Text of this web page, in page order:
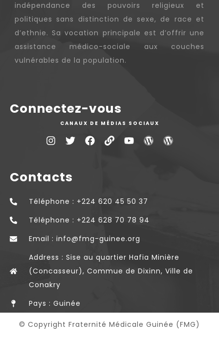
indépendance des pouvoirs religieux et
politiques sans distinction de sexe, de race et
d’ethnie. Sa vocation principale est d’offrir une
assistance médico-sociale aux couches
vulnérables de la population.
Connectez-vous
CANAUX DE MÉDIAS SOCIAUX
Contacts
Téléphone : +224 620 45 50 37
Téléphone : +224 628 70 78 94
Email : info@fmg-guinee.org
Address : Sise au quartier Hafia Minière
(Concasseur), Commue de Dixinn, Ville de
Conakry
Pays : Guinée
© Copyright Fraternité Médicale Guinée (FMG)